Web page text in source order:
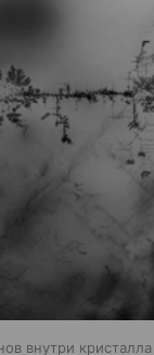
внутри